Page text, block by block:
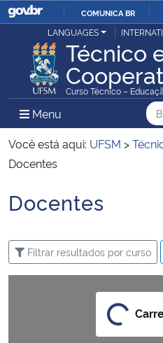
IR
O
COMUNICA BR
Ministério da Justiça e Segurança
Ministério da Defesa
Ministério das Relações Exteriores
Ministério da Infraestrutura
Ministério da Agricultura, Pecuária e
LANGUAGES
Técnico
Curso Técnico –
Menu Menu Principal do
Você está aqui: UFSM >
Docentes
Início do conteúdo
Docentes
Filtrar resultados por curso